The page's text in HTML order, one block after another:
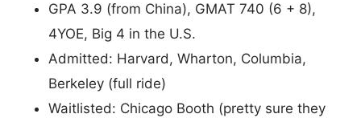
GPA 3.9 (from China), GMAT 740 (6 + 8),
4YOE, Big 4 in the U.S.
Admitted: Harvard, Wharton, Columbia,
Berkeley (full ride)
Waitlisted: Chicago Booth (pretty sure they